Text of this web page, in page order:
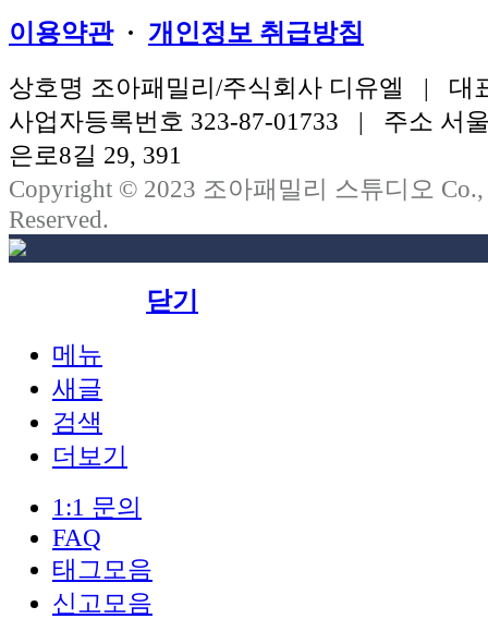
이용약관· 개인정보 취급방침
상호명 조아패밀리/주식회사 디유엘 | 대
사업자등록번호 323-87-01733 | 주소 서
은로8길 29, 391
Copyright © 2023 조아패밀리 스튜디오
Reserved.
닫기
메뉴
새글
검색
더보기
1:1 문의
FAQ
태그모음
신고모음